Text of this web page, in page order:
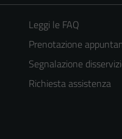
Leggi le FAQ
Prenotazione
Segnalazione
Richiesta assistenza